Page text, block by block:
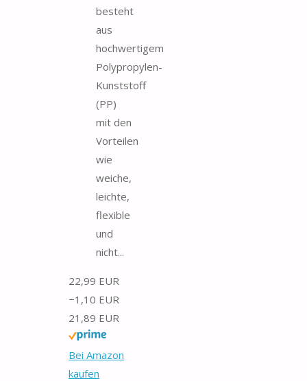
besteht
aus
hochwertigem
Polypropylen-
Kunststoff
(PP)
mit den
Vorteilen
wie
weiche,
leichte,
flexible
und
nicht...
22,99 EUR
−1,10 EUR
21,89 EUR
Bei Amazon
kaufen